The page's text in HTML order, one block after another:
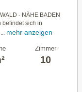
- NÄHE BADEN
befindet sich in
mehr anzeigen
Zimmer
10